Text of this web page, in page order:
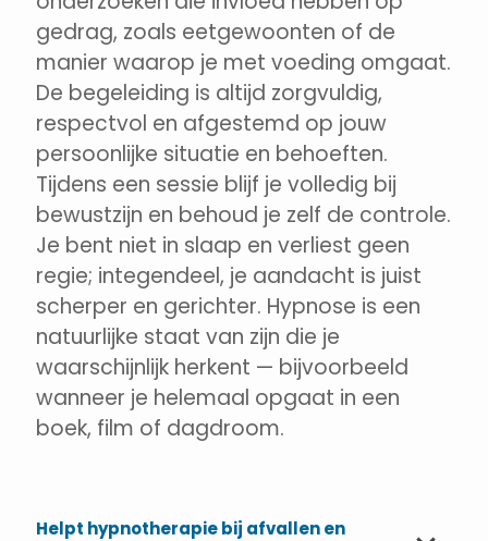
gedrag, zoals eetgewoonten of de
manier waarop je met voeding omgaat.
De begeleiding is altijd zorgvuldig,
respectvol en afgestemd op jouw
persoonlijke situatie en behoeften.
Tijdens een sessie blijf je volledig bij
bewustzijn en behoud je zelf de controle.
Je bent niet in slaap en verliest geen
regie; integendeel, je aandacht is juist
scherper en gerichter. Hypnose is een
natuurlijke staat van zijn die je
waarschijnlijk herkent — bijvoorbeeld
wanneer je helemaal opgaat in een
boek, film of dagdroom.
Helpt hypnotherapie bij afvallen en